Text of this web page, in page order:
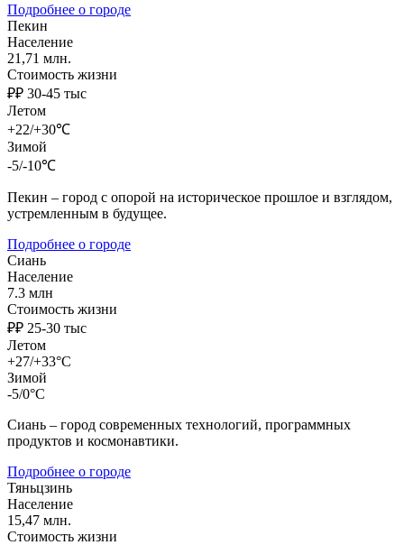
Подробнее о городе
Пекин
Население
21,71 млн.
Стоимость жизни
₽₽ 30-45 тыс
Летом
+22/+30℃
Зимой
-5/-10℃
Пекин – город с опорой на историческое прошлое и взглядом,
устремленным в будущее.
Подробнее о городе
Сиань
Население
7.3 млн
Стоимость жизни
₽₽ 25-30 тыс
Летом
+27/+33°C
Зимой
-5/0°C
Сиань – город современных технологий, программных
продуктов и космонавтики.
Подробнее о городе
Тяньцзинь
Население
15,47 млн.
Стоимость жизни